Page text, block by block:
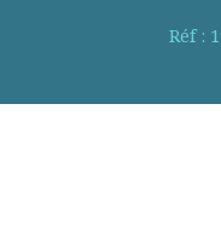
Réf :